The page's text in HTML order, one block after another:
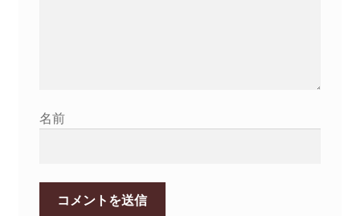
名前